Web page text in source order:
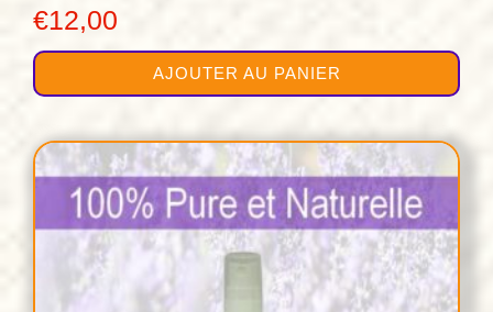
Note
4.00
sur 5
€12,00
AJOUTER AU PANIER